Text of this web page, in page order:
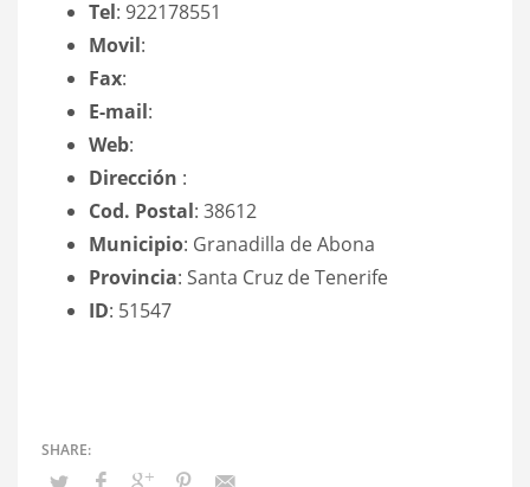
Tel: 922178551
Movil:
Fax:
E-mail:
Web:
Dirección :
Cod. Postal: 38612
Municipio: Granadilla de Abona
Provincia: Santa Cruz de Tenerife
ID: 51547